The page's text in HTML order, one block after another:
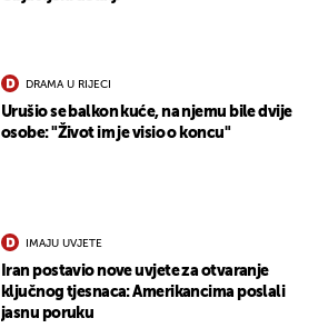
DRAMA U RIJECI
Urušio se balkon kuće, na njemu bile dvije
osobe: "Život im je visio o koncu"
IMAJU UVJETE
Iran postavio nove uvjete za otvaranje
ključnog tjesnaca: Amerikancima poslali
jasnu poruku